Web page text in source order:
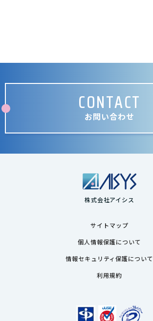
CONTACT
お問い合わせ
株式会社アイシス
サイトマップ
個人情報保護について
情報セキュリティ保護について
利用規約